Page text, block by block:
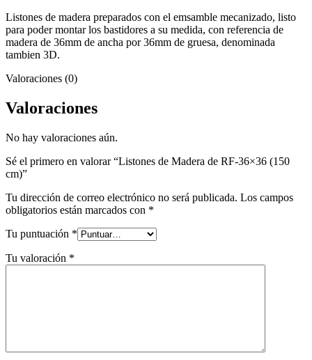
Listones de madera preparados con el emsamble mecanizado, listo
para poder montar los bastidores a su medida, con referencia de
madera de 36mm de ancha por 36mm de gruesa, denominada
tambien 3D.
Valoraciones (0)
Valoraciones
No hay valoraciones aún.
Sé el primero en valorar “Listones de Madera de RF-36×36 (150
cm)”
Tu dirección de correo electrónico no será publicada. Los campos
obligatorios están marcados con *
Tu puntuación *
Tu valoración *